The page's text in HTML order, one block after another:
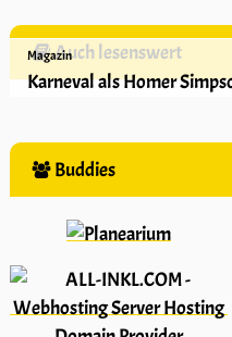
Auch lesenswert
Magazin
Karneval als Homer
Buddies